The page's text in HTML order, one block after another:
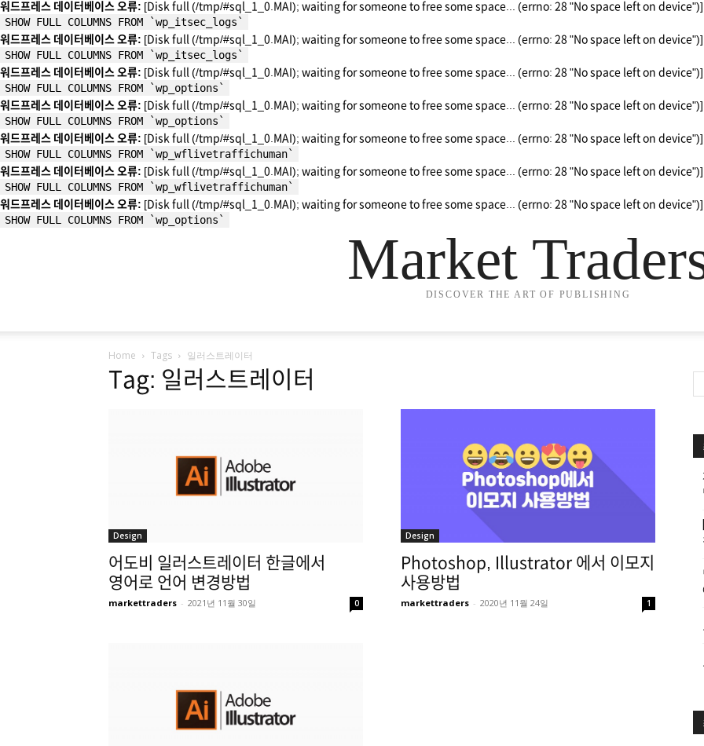
워드프레스 데이터베이스 오류: [Disk full (/tmp/#sql_1_0.MAI); waiting for someone to free some space... (errno: 28 "No space left on device")]
SHOW FULL COLUMNS FROM `wp_itsec_logs`
워드프레스 데이터베이스 오류: [Disk full (/tmp/#sql_1_0.MAI); waiting for someone to free some space... (errno: 28 "No space left on device")]
SHOW FULL COLUMNS FROM `wp_itsec_logs`
워드프레스 데이터베이스 오류: [Disk full (/tmp/#sql_1_0.MAI); waiting for someone to free some space... (errno: 28 "No space left on device")]
SHOW FULL COLUMNS FROM `wp_options`
워드프레스 데이터베이스 오류: [Disk full (/tmp/#sql_1_0.MAI); waiting for someone to free some space... (errno: 28 "No space left on device")]
SHOW FULL COLUMNS FROM `wp_options`
워드프레스 데이터베이스 오류: [Disk full (/tmp/#sql_1_0.MAI); waiting for someone to free some space... (errno: 28 "No space left on device")]
SHOW FULL COLUMNS FROM `wp_wflivetraffichuman`
워드프레스 데이터베이스 오류: [Disk full (/tmp/#sql_1_0.MAI); waiting for someone to free some space... (errno: 28 "No space left on device")]
SHOW FULL COLUMNS FROM `wp_wflivetraffichuman`
워드프레스 데이터베이스 오류: [Disk full (/tmp/#sql_1_0.MAI); waiting for someone to free some space... (errno: 28 "No space left on device")]
SHOW FULL COLUMNS FROM `wp_options`
Market
DISCOVER THE ART OF PUBLISHING
Home Tags 일러스트레이터
Tag: 일러스트레이터
Design
어도비 일러스트레이터 한글에서
영어로 언어 변경방법
markettraders - 2021년 11월 30일 0
Design
Photoshop, Illustrator 에서 이모지
사용방법
markettraders - 2020년 11월 24일 1